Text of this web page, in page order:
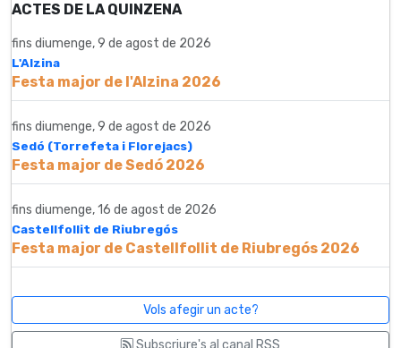
ACTES DE LA QUINZENA
fins diumenge, 9 de agost de 2026
L'Alzina
Festa major de l'Alzina 2026
fins diumenge, 9 de agost de 2026
Sedó (Torrefeta i Florejacs)
Festa major de Sedó 2026
fins diumenge, 16 de agost de 2026
Castellfollit de Riubregós
Festa major de Castellfollit de Riubregós 2026
Vols afegir un acte?